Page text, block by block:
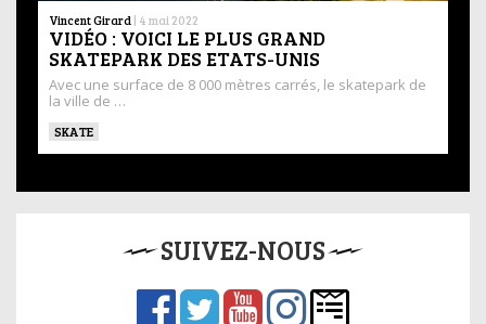
Vincent Girard | 4 mai 2022
VIDÉO : VOICI LE PLUS GRAND
SKATEPARK DES ETATS-UNIS
Avec une surface de 8 000 mètres carrés, le skatepark de
la ville de …
SKATE
SUIVEZ-NOUS